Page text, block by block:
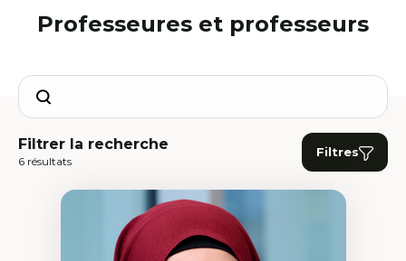
Professeures et professeurs
Search
Filtrer la recherche
6 résultats
Filtres